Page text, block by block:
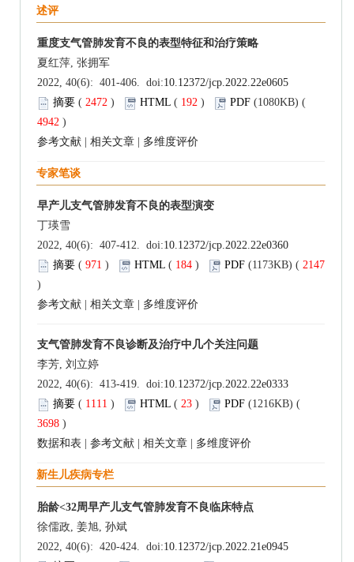
述评
重度支气管肺发育不良的表型特征和治疗策略
夏红萍, 张拥军
2022, 40(6): 401-406. doi:10.12372/jcp.2022.22e0605
摘要 ( 2472 ) HTML ( 192 ) PDF (1080KB) (
4942 )
参考文献
相关文章 多维度评价
专家笔谈
早产儿支气管肺发育不良的表型演变
丁瑛雪
2022, 40(6): 407-412. doi:10.12372/jcp.2022.22e0360
摘要 ( 971 ) HTML ( 184 ) PDF (1173KB) ( 2147
)
参考文献
相关文章 多维度评价
支气管肺发育不良诊断及治疗中几个关注问题
李芳, 刘立婷
2022, 40(6): 413-419. doi:10.12372/jcp.2022.22e0333
摘要 ( 1111 ) HTML ( 23 ) PDF (1216KB) (
3698 )
数据和表
参考文献 相关文章 多维度评价
新生儿疾病专栏
胎龄<32周早产儿支气管肺发育不良临床特点
徐儒政, 姜旭, 孙斌
2022, 40(6): 420-424. doi:10.12372/jcp.2022.21e0945